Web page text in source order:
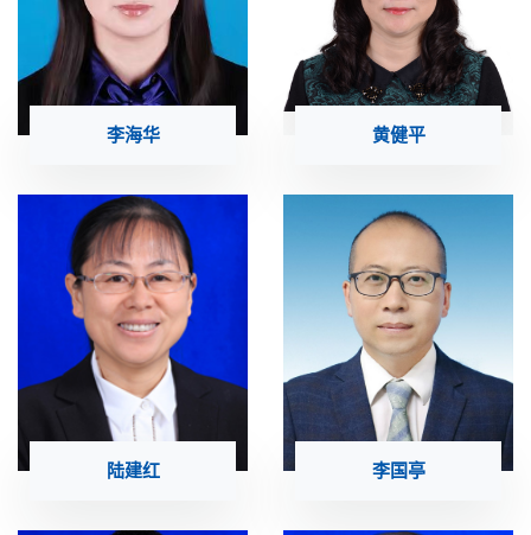
李海华 黄健平
陆建红 李国亭